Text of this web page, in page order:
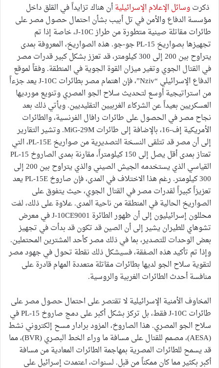
ذكرتوسائل الإعلام الإسرائيليةأن هناك تزايداً في القلق داخل
مؤسسة الدفاع والأمن في تل أبيب بشأن احتمال حصول مصر على
طائرات مقاتلة صينية متطورة من طراز J-10C، خاصة إذا تم
تجهيزها بصواريخ PL-15 جو-جو. هذه الصواريخ، المعروفة بمدى
يتراوح بين 200 إلى 300 كيلومتر، قد تعزز بشكل كبير قدرات مصر
في القتال الجوي وتغير ميزان القوة الجوية في المنطقة. وفقاً لموقع
الدفاع الإسرائيلي “Nziv”، فإن اهتمام مصر بطائرات J-10C يعد جزءاً
من استراتيجية أوسع لتحديث سلاح الجو المصري وتنويع مورديها
العسكريين بعيداً عن الشركاء الغربيين التقليديين. ويأتي ذلك بعد
نجاح مصر في الحصول على طائرات رافال الفرنسية، والطائرات
الأمريكية إف-16، بالإضافة إلى طائرات MiG-29M. وتشير التقارير
إلى أن مصر قد تتلقى النسخة التصديرية من صواريخ PL-15E، التي
تمتاز بمدى أقل يصل إلى 150 كيلومتراً، مقارنة بمدى الصاروخ PL-15
القياسي الذي يستخدمه الجيش الصيني والذي يتراوح بين 200 إلى
300 كيلومتر. رغم هذا الاختلاف في المدى، فإن صاروخ PL-15E يعد
تعزيزاً كبيراً لقدرات مصر في القتال الجوي، حيث يتفوق على
الصواريخ الحالية في المنطقة من ناحية المدى. علاوة على ذلك، لفت
محللون إسرائيليون إلى أن ظهور الطائرة J-10CE9001 في معرض
تشوهاي للطيران يشير إلى أن الصين قد تكون قد بدأت في تجهيز
بعض الوحدات للتصدير، بما في ذلك مصر كأحد المشترين المحتملين.
وإذا تم تأكيد هذه الصفقة، فسيشكل ذلك نقطة تحول في جهود مصر
لتقوية سلاح الجو لديها بطائرات مقاتلة متعددة المهام قادرة على
منافسة أحدث الطائرات الغربية والروسية.
المخاوف الأمنية الإسرائيلية لا تقتصر على احتمال حصول مصر على
طائرات J-10C فقط، بل تركز بشكل أكبر على دمج صاروخ PL-15 في
سلاح الجو المصري. هذا الصاروخ، المزود برادار مسح إلكتروني نشط
(AESA)، مصمم للقتال على مسافة ما وراء الخط البصري (BVR)، مما
قد يسمح للطائرات المصرية بمهاجمة الطائرات المعادية من مسافة
أكبر بكثير مما كان ممكناً من قبل. لسنوات، اعتمدت إسرائيل على